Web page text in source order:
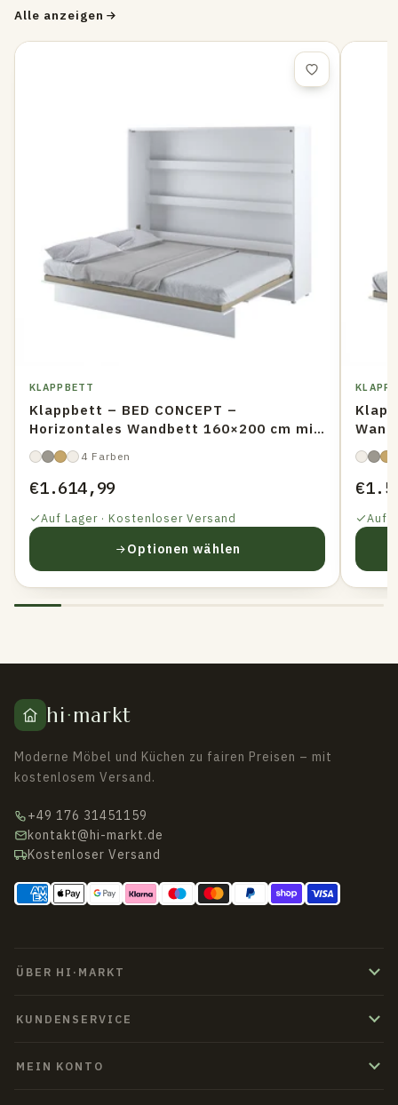
Alle anzeigen
KLAPPBETT
Klappbett – BED CONCEPT –
Horizontales Wandbett 160×200 cm mit
Metallrahmen
4 Farben
€1.614,99
Auf Lager · Kostenloser Versand
Optionen wählen
Auf
hi·markt
Moderne Möbel und Küchen zu fairen Preisen – mit
kostenlosem Versand.
+49 176 31451159
kontakt@hi-markt.de
Kostenloser Versand
ÜBER HI·MARKT
KUNDENSERVICE
MEIN KONTO